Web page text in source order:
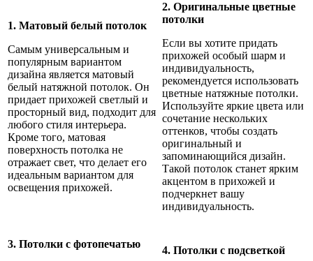
1. Матовый белый потолок
Самым универсальным и
популярным вариантом
дизайна является матовый
белый натяжной потолок. Он
придает прихожей светлый и
просторный вид, подходит для
любого стиля интерьера.
Кроме того, матовая
поверхность потолка не
отражает свет, что делает его
идеальным вариантом для
освещения прихожей.
2. Оригинальные цветные
потолки
Если вы хотите придать
прихожей особый шарм и
индивидуальность,
рекомендуется использовать
цветные натяжные потолки.
Используйте яркие цвета или
сочетание нескольких
оттенков, чтобы создать
оригинальный и
запоминающийся дизайн.
Такой потолок станет ярким
акцентом в прихожей и
подчеркнет вашу
индивидуальность.
3. Потолки с фотопечатью
4. Потолки с подсветкой